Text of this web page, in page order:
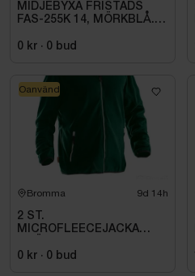
MIDJEBYXA FRISTADS
FAS-255K 14, MÖRKBLÅ.
0 kr · 0 bud
Bromma 9d 14h
2 ST.
MICROFLEECEJACKA
WORKWEAR. STL M
0 kr · 0 bud
Oanvänd